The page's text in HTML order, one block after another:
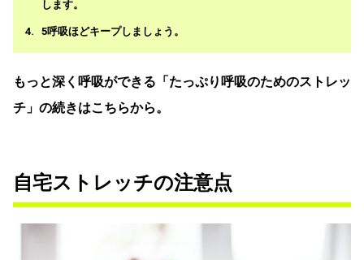
します。
5呼吸ほどキープしましょう。
もっと深く呼吸ができる「たっぷり呼吸のためのストレッ
チ」の続きはこちらから。
自宅ストレッチの注意点